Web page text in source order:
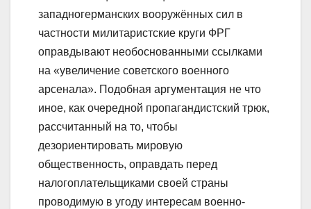
западногерманских вооружённых сил в
частности милитаристские круги ФРГ
оправдывают необоснованными ссылками
на «увеличение советского военного
арсенала». Подобная аргументация не что
иное, как очередной пропагандистский трюк,
рассчитанный на то, чтобы
дезориентировать мировую
общественность, оправдать перед
налогоплательщиками своей страны
проводимую в угоду интересам военно-